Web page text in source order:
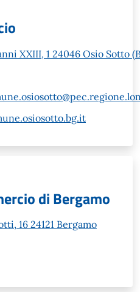
XXIII, 1 24046 Osio Sotto
di Bergamo
16 24121 Bergamo